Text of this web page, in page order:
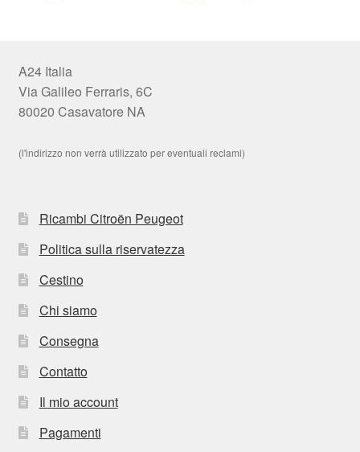
A24 Italia
Via Galileo Ferraris, 6C
80020 Casavatore NA
(l'indirizzo non verrà utilizzato per eventuali reclami)
Ricambi Citroën Peugeot
Politica sulla riservatezza
Cestino
Chi siamo
Consegna
Contatto
Il mio account
Pagamenti